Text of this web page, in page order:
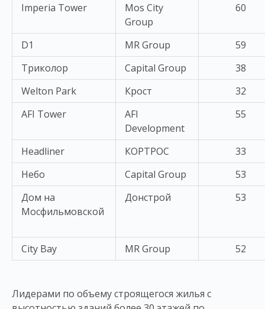
Imperia Tower
Mos City
Group
60
D1 MR Group
59
Триколор
Capital Group
38
Welton Park
Крост
32
AFI Tower
AFI
Development
55
Headliner КОРТРОС
33
Небо
Capital Group
53
Дом на
Мосфильмовской
Донстрой 53
City Bay MR Group 52
Лидерами по объему строящегося жилья с